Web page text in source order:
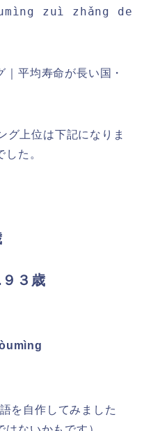
zuì zhǎng de
｜平均寿命が長い国・
グ上位は下記になりま
た。
３歳
を自作してみました